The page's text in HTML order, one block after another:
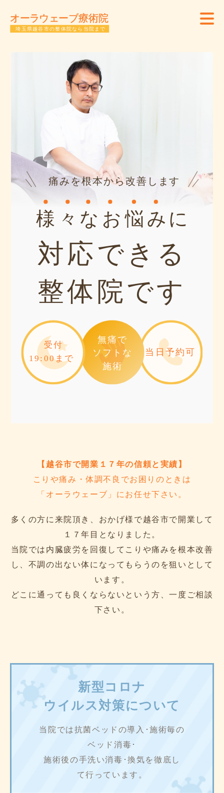
【越谷市で開業１７年の信頼と実績】
こりや痛み・体調不良でお困りのときは
「オーラウェーブ」にお任せ下さい。
多くの方に来院頂き、おかげ様で越谷市で開業して
１７年目となりました。
当院では内臓疲労を回復してこりや痛みを根本改善
し、不調の出ない体になってもらうのを狙いとして
います。
どこに通っても良くならないという方、一度ご相談
下さい。
新型コロナ
ウイルス対策について
当院では抗菌ベッドの導入･施術毎の
ベッド消毒･
施術後の手洗い消毒･換気を徹底し
て行っています。